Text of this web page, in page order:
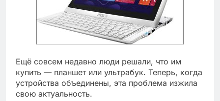
Ещё совсем недавно люди решали, что им
купить — планшет или ультрабук. Теперь, когда
устройства объединены, эта проблема изжила
свою актуальность.